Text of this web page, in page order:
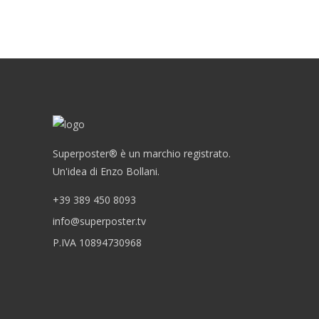
Superposter® è un marchio registrato.
Un'idea di Enzo Bollani.
+39 389 450 8093
info@superposter.tv
P.IVA 10894730968